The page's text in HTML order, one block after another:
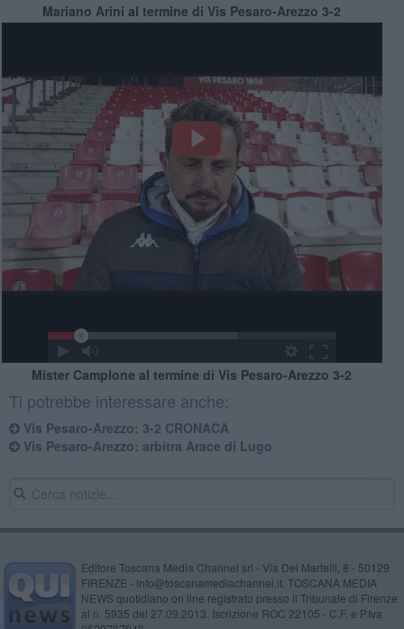
Mariano Arini al termine di Vis Pesaro-Arezzo 3-2
Mister Camplone al termine di Vis Pesaro-Arezzo 3-2
Ti potrebbe interessare anche:
Vis Pesaro-Arezzo: 3-2 CRONACA
​Vis Pesaro-Arezzo: arbitra Arace di Lugo
Editore Toscana Media Channel srl - Via Dei Martelli, 8 - 50129
FIRENZE - info@toscanamediachannel.it. TOSCANA MEDIA
NEWS quotidiano on line registrato presso il Tribunale di Firenze
al n. 5935 del 27.09.2013. Iscrizione ROC 22105 - C.F. e P.Iva